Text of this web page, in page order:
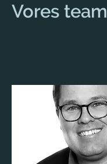
Vores team